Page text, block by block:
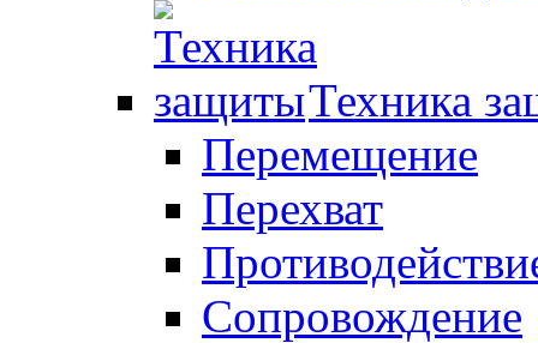
Техника
Перемещение
Перехват
Сопровождение